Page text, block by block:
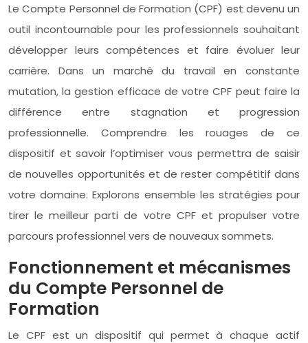
Le Compte Personnel de Formation (CPF) est devenu un
outil incontournable pour les professionnels souhaitant
développer leurs compétences et faire évoluer leur
carrière. Dans un marché du travail en constante
mutation, la gestion efficace de votre CPF peut faire la
différence entre stagnation et progression
professionnelle. Comprendre les rouages de ce
dispositif et savoir l’optimiser vous permettra de saisir
de nouvelles opportunités et de rester compétitif dans
votre domaine. Explorons ensemble les stratégies pour
tirer le meilleur parti de votre CPF et propulser votre
parcours professionnel vers de nouveaux sommets.
Fonctionnement et mécanismes
du Compte Personnel de
Formation
Le CPF est un dispositif qui permet à chaque actif